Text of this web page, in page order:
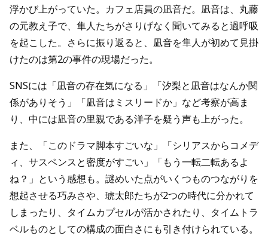
浮かび上がっていた。カフェ店員の凪音だ。凪音は、丸藤
の元教え子で、隼人たちがさりげなく聞いてみると過呼吸
を起こした。さらに振り返ると、凪音を隼人が初めて見掛
けたのは第2の事件の現場だった。
SNSには「凪音の存在気になる」「汐梨と凪音はなんか関
係がありそう」「凪音はミスリードか」など考察が高ま
り、中には凪音の里親である洋子を疑う声も上がった。
また、「このドラマ脚本すごいな」「シリアスからコメデ
ィ、サスペンスと密度がすごい」「もう一転二転あるよ
ね？」という感想も。謎めいた点がいくつものつながりを
想起させる巧みさや、琥太郎たちが2つの時代に分かれて
しまったり、タイムカプセルが活かされたり、タイムトラ
ベルものとしての構成の面白さにも引き付けられている。